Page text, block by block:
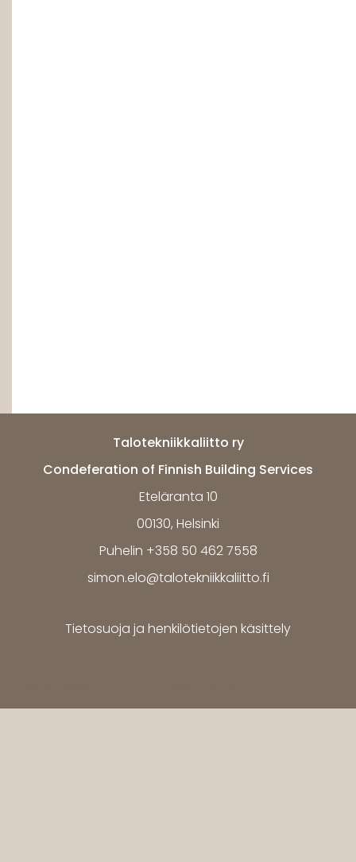
Talotekniikkaliitto ry
Condeferation of Finnish Building Services
Eteläranta 10
00130, Helsinki
Puhelin +358 50 462 7558
simon.elo@talotekniikkaliitto.fi
Tietosuoja ja henkilötietojen käsittely